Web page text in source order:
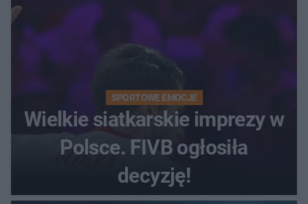
SPORTOWE EMOCJE
Wielkie siatkarskie imprezy w
Polsce. FIVB ogłosiła
decyzję!